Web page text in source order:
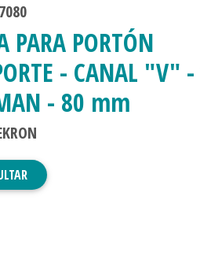
PARA PORTÓN
- CANAL "V" -
- 80 mm